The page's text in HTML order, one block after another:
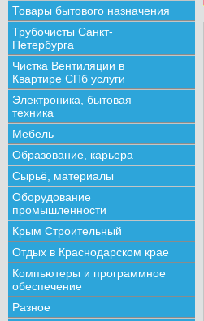
Товары бытового назначения
Трубочисты Санкт-
Петербурга
Чистка Вентиляции в
Квартире СПб услуги
Электроника, бытовая
техника
Мебель
Образование, карьера
Сырьё, материалы
Оборудование
промышленности
Крым Строительный
Отдых в Краснодарском крае
Компьютеры и программное
обеспечение
Разное